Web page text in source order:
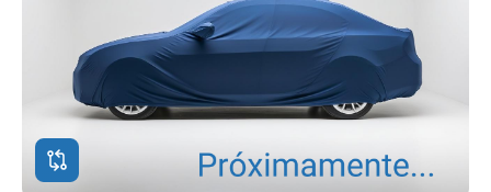
Precio y cuota (0)
Carrocería, año y Kms.